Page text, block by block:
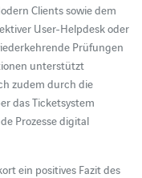
Clients sowie dem
User-Helpdesk oder
Prüfungen
unterstützt
zudem durch die
das Ticketsystem
Prozesse digital
ein positives Fazit des